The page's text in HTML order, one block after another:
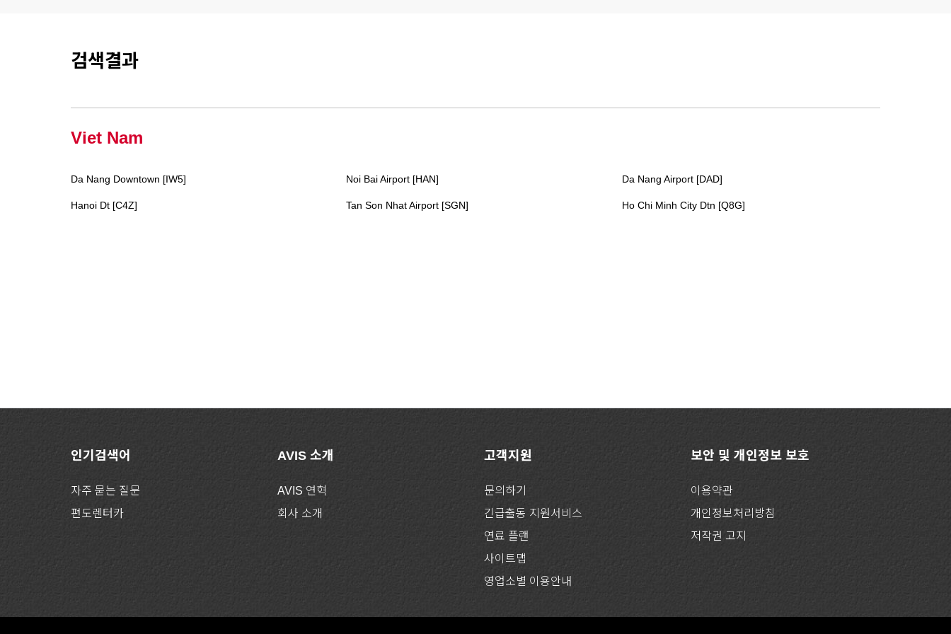
검색결과
Viet Nam
Da Nang Downtown [IW5] Noi Bai Airport [HAN] Da Nang Airport [DAD]
Hanoi Dt [C4Z] Tan Son Nhat Airport [SGN] Ho Chi Minh City Dtn [Q8G]
인기검색어
자주 묻는 질문
편도렌터카
AVIS 소개
AVIS 연혁
회사 소개
고객지원
문의하기
긴급출동 지원서비스
연료 플랜
사이트맵
영업소별 이용안내
보안 및 개인정보 보호
이용약관
개인정보처리방침
저작권 고지